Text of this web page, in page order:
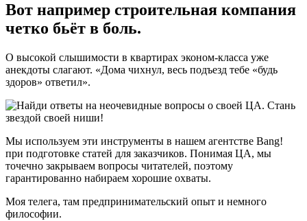
Вот например строительная компания
четко бьёт в боль.
О высокой слышимости в квартирах эконом-класса уже
анекдоты слагают. «Дома чихнул, весь подъезд тебе «будь
здоров» ответил».
Мы используем эти инструменты в нашем агентстве Bang!
при подготовке статей для заказчиков. Понимая ЦА, мы
точечно закрываем вопросы читателей, поэтому
гарантированно набираем хорошие охваты.
Моя телега, там предпринимательский опыт и немного
философии.